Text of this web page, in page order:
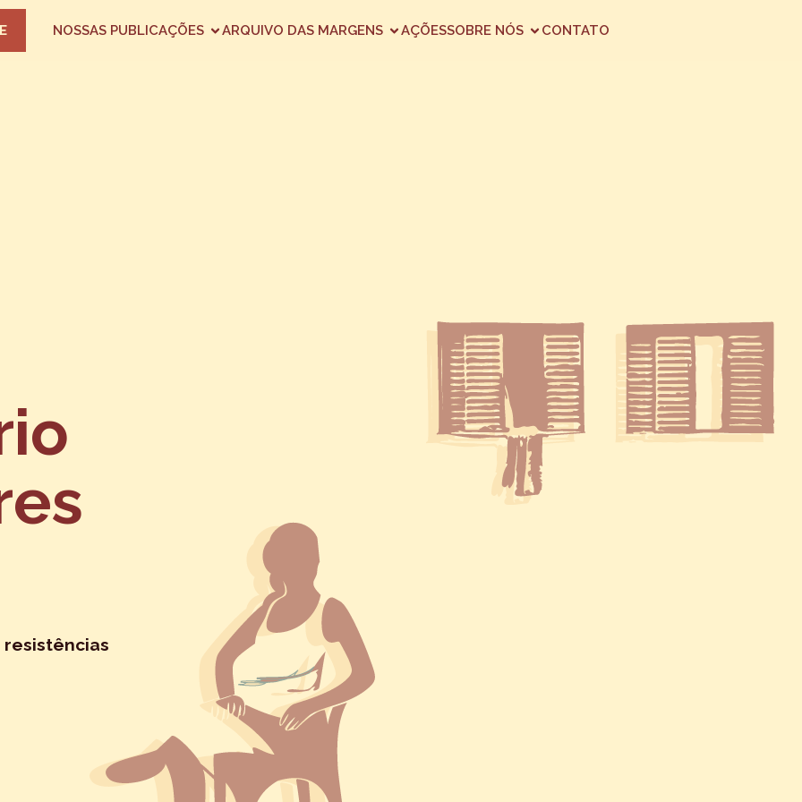
NOSSAS PUBLICAÇÕES ARQUIVO DAS MARGENS AÇÕESSOBRE NÓS CONTATO
resistências